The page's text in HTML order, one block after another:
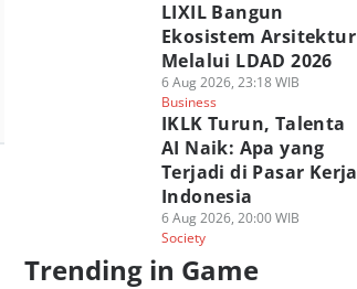
LIXIL Bangun
Ekosistem Arsitektur
Melalui LDAD 2026
6 Aug 2026, 23:18 WIB
Business
IKLK Turun, Talenta
AI Naik: Apa yang
Terjadi di Pasar Kerja
Indonesia
6 Aug 2026, 20:00 WIB
Society
Trending in Game